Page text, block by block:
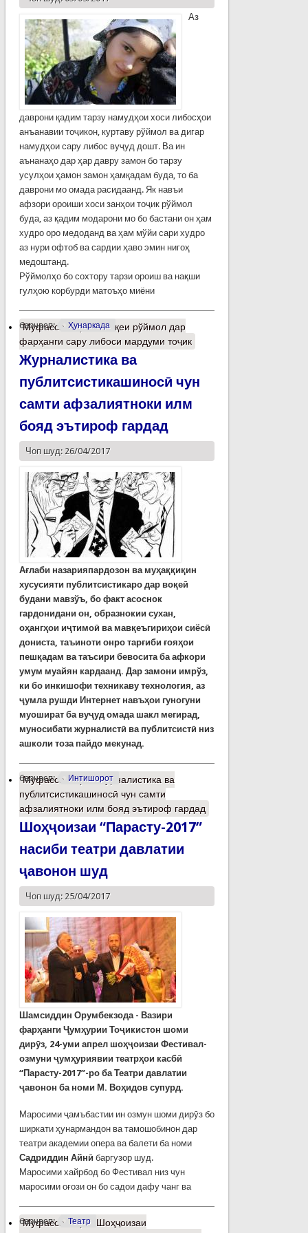
Аз
даврони қадим тарзу намудҳои хоси либосҳои
анъанавии тоҷикон, куртаву рўймол ва дигар
намудҳои сару либос вуҷуд дошт. Ва ин
аънанаҳо дар ҳар давру замон бо тарзу
усулҳои ҳамон замон ҳамқадам буда, то ба
даврони мо омада расидаанд. Як навъи
афзори ороиши хоси занҳои тоҷик рўймол
буда, аз қадим модарони мо бо бастани он ҳам
худро оро медоданд ва ҳам мўйи сари худро
аз нури офтоб ва сардии ҳаво эмин нигоҳ
медоштанд.
Рўймолҳо бо сохтору тарзи ороиш ва нақши
гулҳою корбурди матоъҳо миёни
барчасп: Ҳунаркада
Муфассалтаро Мавқеи рўймол дар
фарҳанги сару либоси мардуми тоҷик
Журналистика ва
публитсистикашиносӣ чун
самти афзалиятноки илм
бояд эътироф гардад
Чоп шуд: 26/04/2017
Ағлаби назарияпардозон ва муҳаққиқин
хусусияти публитсистикаро дар воқеӣ
будани мавзўъ, бо факт асоснок
гардонидани он, образнокии сухан,
оҳангҳои иҷтимоӣ ва мавқеъгириҳои сиёсӣ
дониста, таъиноти онро тарғиби ғояҳои
пешқадам ва таъсири бевосита ба афкори
умум муайян кардаанд. Дар замони имрўз,
ки бо инкишофи техникаву технология, аз
ҷумла рушди Интернет навъҳои гуногуни
муошират ба вуҷуд омада шакл мегирад,
муносибати журналистӣ ва публитсистӣ низ
ашколи тоза пайдо мекунад.
барчасп: Интишорот
Муфассалтаро Журналистика ва
публитсистикашиносӣ чун самти
афзалиятноки илм бояд эътироф гардад
Шоҳҷоизаи “Парасту-2017”
насиби театри давлатии
ҷавонон шуд
Чоп шуд: 25/04/2017
Шамсиддин Орумбекзода - Вазири
фарҳанги Ҷумҳурии Тоҷикистон шоми
дирӯз, 24-уми апрел шоҳҷоизаи Фестивал-
озмуни ҷумҳуриявии театрҳои касбӣ
“Парасту-2017”-ро ба Театри давлатии
ҷавонон ба номи М. Воҳидов супурд.
Маросими ҷамъбастии ин озмун шоми дирӯз бо
ширкати ҳунармандон ва тамошобинон дар
театри академии опера ва балети ба номи
Садриддин Айнӣ баргузор шуд.
Маросими хайрбод бо Фестивал низ чун
маросими оғози он бо садои дафу чанг ва
барчасп: Театр
Муфассалтаро Шоҳҷоизаи